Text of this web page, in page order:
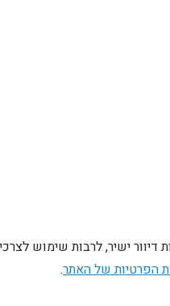
ישיר, לרבות שימוש
הפרטיות של האתר.